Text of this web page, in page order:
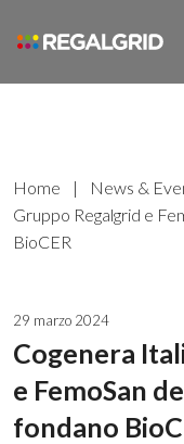
Home | News &
Gruppo Regalgrid e
BioCER
29 marzo 2024
Cogenera
e FemoSan
fondano